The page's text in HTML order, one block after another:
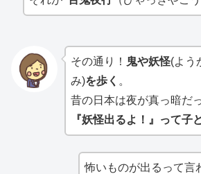
その通り！ 鬼や妖怪(よう
み)を歩く 。
昔の日本は夜が真っ暗だ
『妖怪出るよ！』って子
怖いものが出るって言